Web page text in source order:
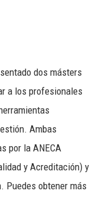
dos másters
a los profesionales
Ambas
por la ANECA
y Acreditación) y
Puedes obtener más